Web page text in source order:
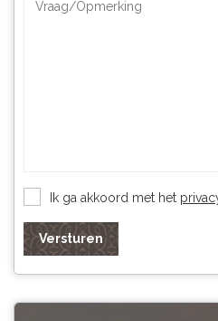
Ik ga akkoord met het
Versturen